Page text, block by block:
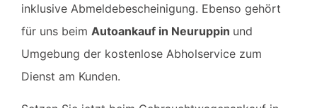
inklusive Abmeldebescheinigung. Ebenso gehört
für uns beim Autoankauf in Neuruppin und
Umgebung der kostenlose Abholservice zum
Dienst am Kunden.